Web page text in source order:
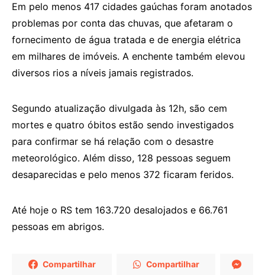
Em pelo menos 417 cidades gaúchas foram anotados
problemas por conta das chuvas, que afetaram o
fornecimento de água tratada e de energia elétrica
em milhares de imóveis. A enchente também elevou
diversos rios a níveis jamais registrados.
Segundo atualização divulgada às 12h, são cem
mortes e quatro óbitos estão sendo investigados
para confirmar se há relação com o desastre
meteorológico. Além disso, 128 pessoas seguem
desaparecidas e pelo menos 372 ficaram feridos.
Até hoje o RS tem 163.720 desalojados e 66.761
pessoas em abrigos.
Compartilhar Compartilhar